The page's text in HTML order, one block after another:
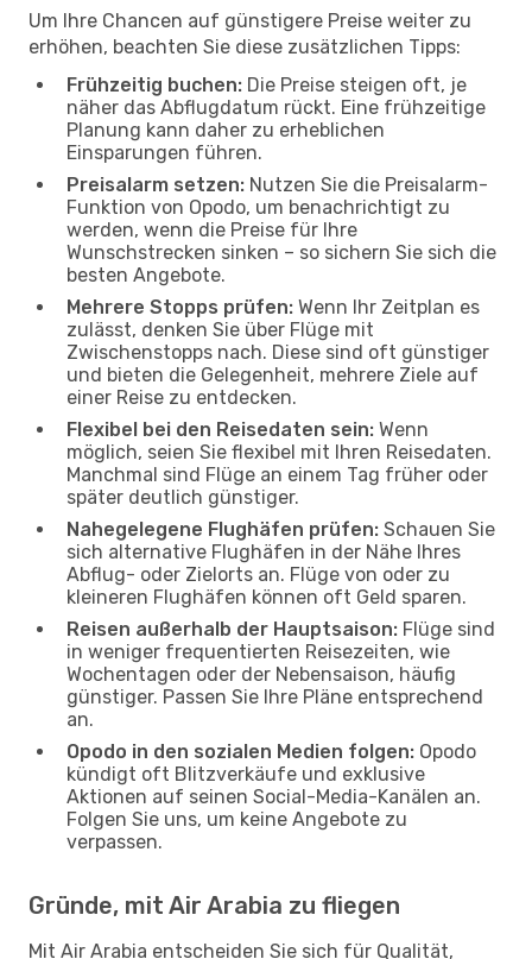
Um Ihre Chancen auf günstigere Preise weiter zu
erhöhen, beachten Sie diese zusätzlichen Tipps:
Frühzeitig buchen: Die Preise steigen oft, je
näher das Abflugdatum rückt. Eine frühzeitige
Planung kann daher zu erheblichen
Einsparungen führen.
Preisalarm setzen: Nutzen Sie die Preisalarm-
Funktion von Opodo, um benachrichtigt zu
werden, wenn die Preise für Ihre
Wunschstrecken sinken – so sichern Sie sich die
besten Angebote.
Mehrere Stopps prüfen: Wenn Ihr Zeitplan es
zulässt, denken Sie über Flüge mit
Zwischenstopps nach. Diese sind oft günstiger
und bieten die Gelegenheit, mehrere Ziele auf
einer Reise zu entdecken.
Flexibel bei den Reisedaten sein: Wenn
möglich, seien Sie flexibel mit Ihren Reisedaten.
Manchmal sind Flüge an einem Tag früher oder
später deutlich günstiger.
Nahegelegene Flughäfen prüfen: Schauen Sie
sich alternative Flughäfen in der Nähe Ihres
Abflug- oder Zielorts an. Flüge von oder zu
kleineren Flughäfen können oft Geld sparen.
Reisen außerhalb der Hauptsaison: Flüge sind
in weniger frequentierten Reisezeiten, wie
Wochentagen oder der Nebensaison, häufig
günstiger. Passen Sie Ihre Pläne entsprechend
an.
Opodo in den sozialen Medien folgen: Opodo
kündigt oft Blitzverkäufe und exklusive
Aktionen auf seinen Social-Media-Kanälen an.
Folgen Sie uns, um keine Angebote zu
verpassen.
Gründe, mit Air Arabia zu fliegen
Mit Air Arabia entscheiden Sie sich für Qualität,